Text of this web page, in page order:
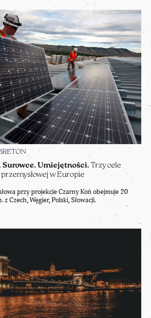
Surowce. Umiejętności. Trzy cele
w Europie
przy projekcie Czarny Koń obejmuje 20
Czech, Węgier, Polski, Słowacji.